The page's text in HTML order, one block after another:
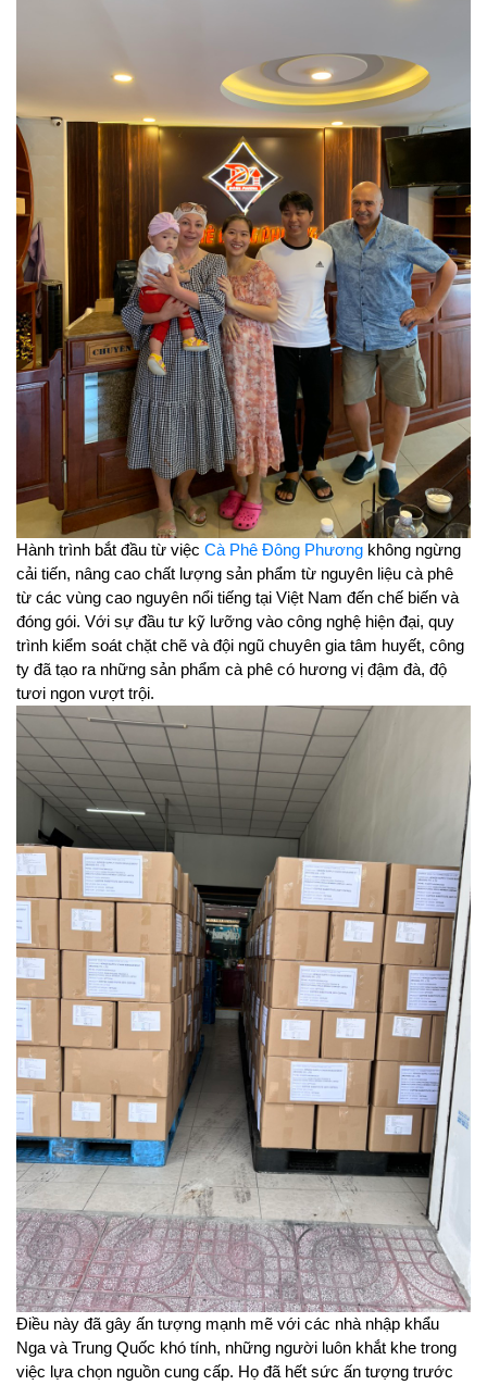
Hành trình bắt đầu từ việc Cà Phê Đông Phương không ngừng
cải tiến, nâng cao chất lượng sản phẩm từ nguyên liệu cà phê
từ các vùng cao nguyên nổi tiếng tại Việt Nam đến chế biến và
đóng gói. Với sự đầu tư kỹ lưỡng vào công nghệ hiện đại, quy
trình kiểm soát chặt chẽ và đội ngũ chuyên gia tâm huyết, công
ty đã tạo ra những sản phẩm cà phê có hương vị đậm đà, độ
tươi ngon vượt trội.
Điều này đã gây ấn tượng mạnh mẽ với các nhà nhập khẩu
Nga và Trung Quốc khó tính, những người luôn khắt khe trong
việc lựa chọn nguồn cung cấp. Họ đã hết sức ấn tượng trước